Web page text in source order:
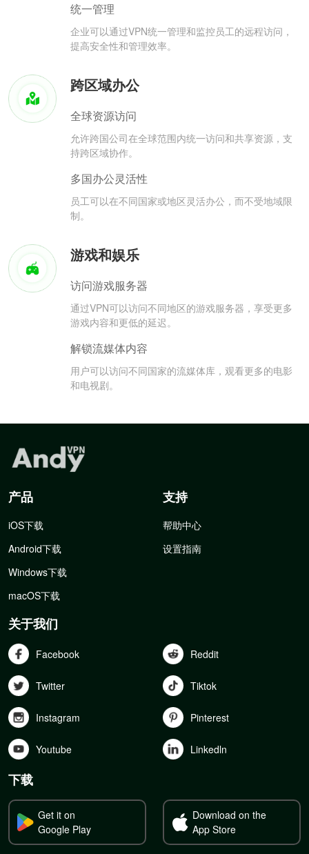
统一管理
企业可以通过VPN统一管理和监控员工的远程访问，
提高安全性和管理效率。
跨区域办公
全球资源访问
允许跨国公司在全球范围内统一访问和共享资源，支
持跨区域协作。
多国办公灵活性
员工可以在不同国家或地区灵活办公，而不受地域限
制。
游戏和娱乐
访问游戏服务器
通过VPN可以访问不同地区的游戏服务器，享受更多
游戏内容和更低的延迟。
解锁流媒体内容
用户可以访问不同国家的流媒体库，观看更多的电影
和电视剧。
产品
iOS下载
Android下载
Windows下载
macOS下载
支持
帮助中心
设置指南
关于我们
Facebook Reddit
Twitter Tiktok
Instagram Pinterest
Youtube Linkedln
下载
Get it on
Google Play
Download on the
App Store